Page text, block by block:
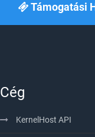
Támogatási
Cég
KernelHost API